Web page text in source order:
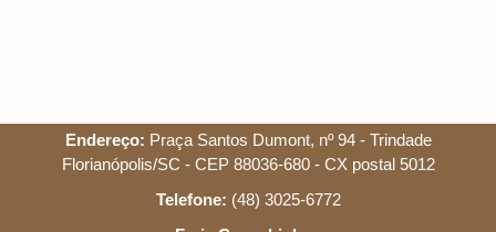
Endereço: Praça Santos Dumont, nº 94 - Trindade
Florianópolis/SC - CEP 88036-680 - CX postal 5012
Telefone: (48) 3025-6772